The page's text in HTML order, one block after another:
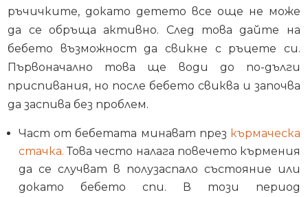
ръчичките, докато детето все още не може
да се обръща активно. След това дайте на
бебето възможност да свикне с ръцете си.
Първоначално това ще води до по-дълги
приспивания, но после бебето свиква и започва
да заспива без проблем.
Част от бебетата минават през кърмаческа
стачка. Това често налага повечето кърмения
да се случват в полузаспало състояние или
докато бебето спи. В този период